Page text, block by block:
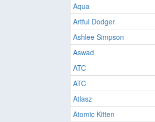
Aqua
Artful Dodger
Ashlee Simpson
Aswad
ATC
ATC
Atlasz
Atomic Kitten